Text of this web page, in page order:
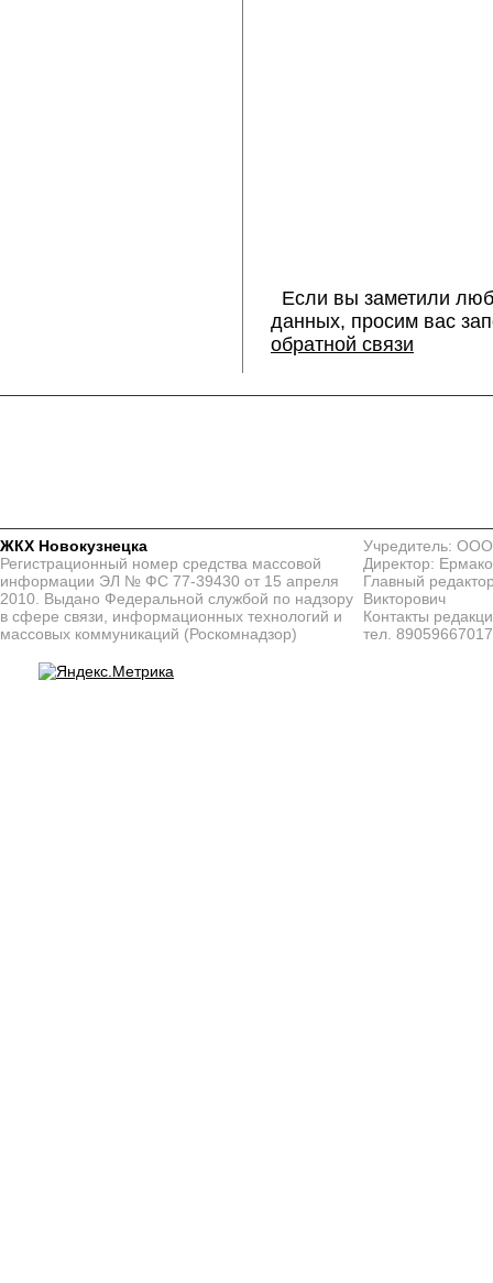
Если вы заметили
данных, просим вас
обратной связи
ЖКХ Новокузнецка
Регистрационный номер средства массовой
информации ЭЛ № ФС 77-39430 от 15 апреля
2010. Выдано Федеральной службой по надзору
в сфере связи, информационных технологий и
массовых коммуникаций (Роскомнадзор)
Учредитель:
Директор:
Главный
Викторович
Контакты
тел. 89059667017